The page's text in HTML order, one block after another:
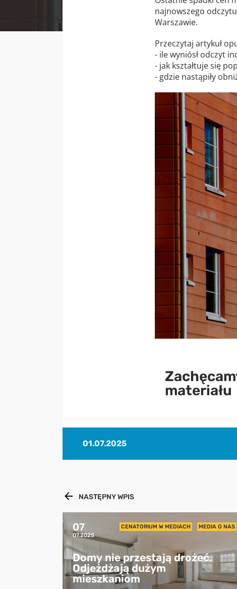
najnowszego
Warszawie.
Przeczytaj artykuł
- ile wyniósł odczyt
- jak kształtuje się
- gdzie nastąpiły
materiału
01.07.2025
NASTĘPNY WPIS
07
07.2025
CENATORIUM W MEDIACH MEDIA O NAS
Domy nie przestają drożeć.
Odjeżdżają dużym
mieszkaniom